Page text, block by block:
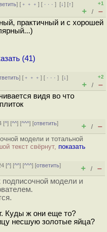
] [ ﹢﹢﹢] [ · · ·][↓] [↑]
+1
+ / –
практичный и с хорошей
(41)
] [ ﹢﹢﹢] [ · · ·][↓]
+2
+ / –
видя во что
[^] [^^] [^^^] [ответить]
+ / –
модели и тотальной
текст свёрнут, показать
[^] [^^] [^^^] [ответить]
+ / –
подписочной модели и
Куды ж они еще то?
несшую золотые яйца?